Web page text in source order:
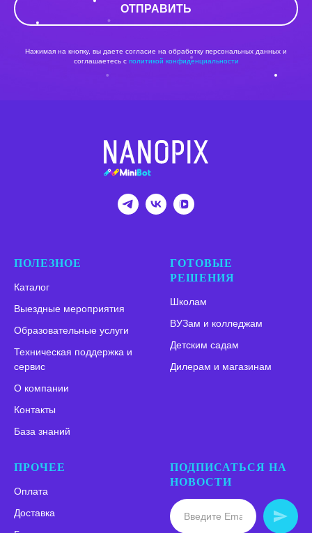
ОТПРАВИТЬ
Нажимая на кнопку, вы даете согласие на обработку персональных данных и
соглашаетесь c политикой конфиденциальности
ПОЛЕЗНОЕ
Каталог
Выездные мероприятия
Образовательные услуги
Техническая поддержка и
сервис
О компании
Контакты
База знаний
ГОТОВЫЕ
РЕШЕНИЯ
Школам
ВУЗам и колледжам
Детским садам
Дилерам и магазинам
ПРОЧЕЕ
Оплата
Доставка
ПОДПИСАТЬСЯ НА
НОВОСТИ